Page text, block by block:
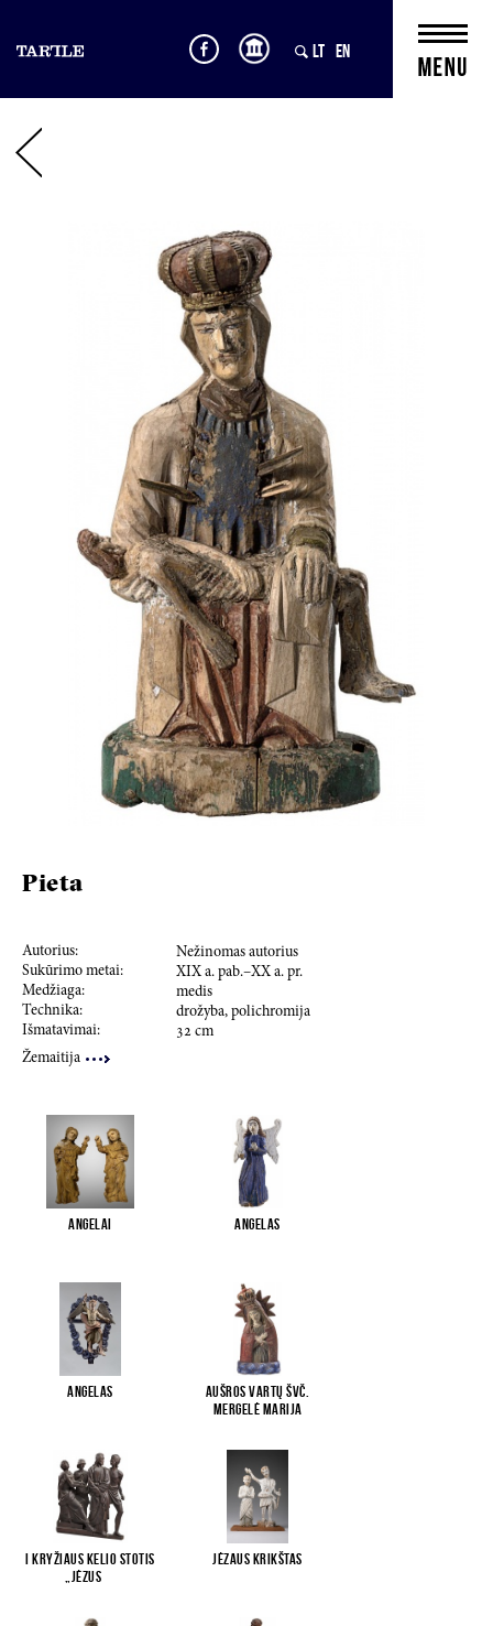
LT EN
Pieta
Autorius:
Nežinomas autorius
Sukūrimo metai:
XIX a. pab.–XX a. pr.
Medžiaga:
medis
Technika:
drožyba, polichromija
Išmatavimai:
32 cm
Žemaitija
Angelai Angelas
Angelas
Aušros Vartų Švč.
Mergelė Marija
I Kryžiaus kelio stotis
„Jėzus
Jėzaus krikštas